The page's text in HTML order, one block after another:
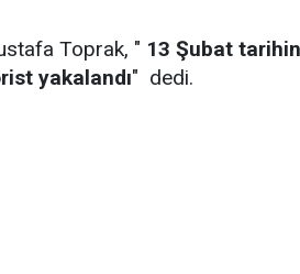
Toprak, " 13 Şubat
yakalandı" dedi.